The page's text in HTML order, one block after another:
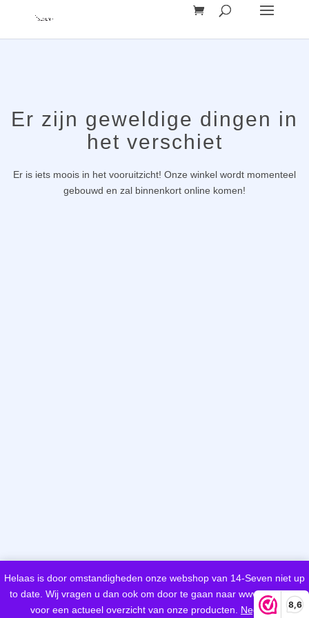
8,6
Helaas is door omstandigheden onze webshop van 14-Seven niet up
to date. Wij vragen u dan ook om door te gaan naar www.woeds.nl
voor een actueel overzicht van onze producten. Negeren
Er zijn geweldige dingen in
het verschiet
Er is iets moois in het vooruitzicht! Onze winkel wordt momenteel
gebouwd en zal binnenkort online komen!